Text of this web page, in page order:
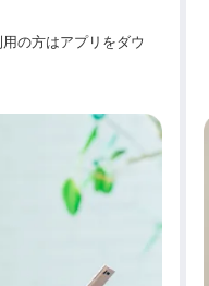
の方はアプリをダウ